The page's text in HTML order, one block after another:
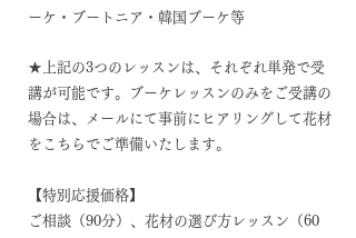
ーケ・ブートニア・韓国ブーケ等
★上記の3つのレッスンは、それぞれ単発で受
講が可能です。ブーケレッスンのみをご受講の
場合は、メールにて事前にヒアリングして花材
をこちらでご準備いたします。
【特別応援価格】
​ご相談（90分）、花材の選び方レッスン（60